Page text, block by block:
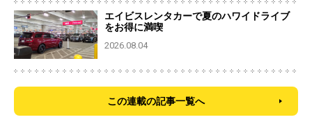
エイビスレンタカーで夏のハワイドライブ
をお得に満喫
2026.08.04
この連載の記事一覧へ